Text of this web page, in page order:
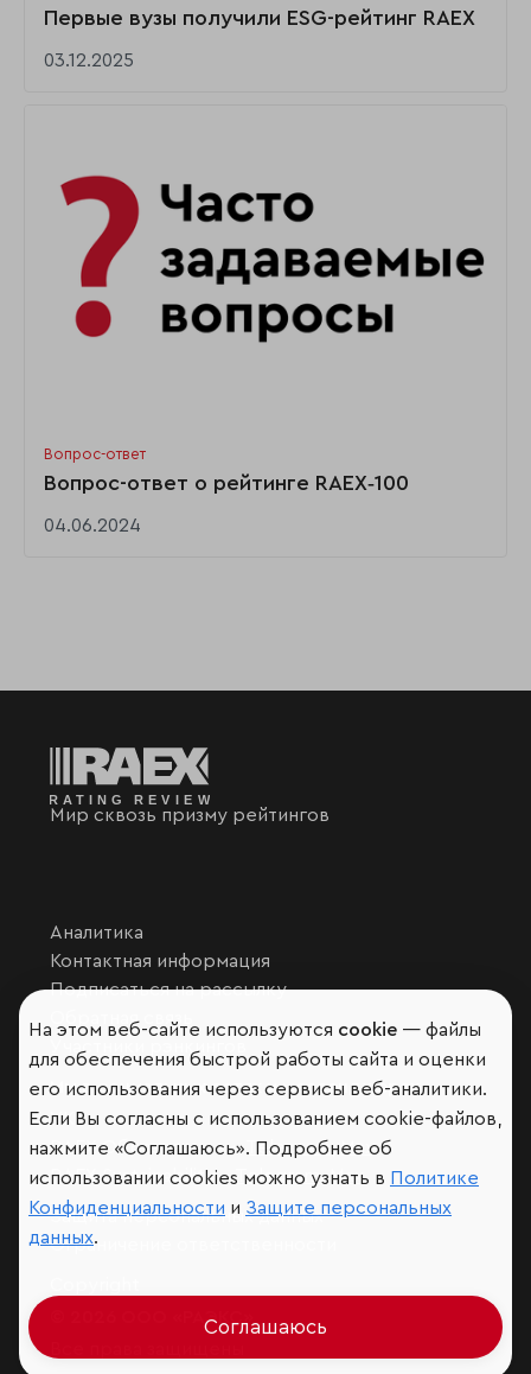
Первые вузы получили ESG-рейтинг RAEX
03.12.2025
Вопрос-ответ
Вопрос-ответ о рейтинге RAEX‑100
04.06.2024
Мир сквозь призму рейтингов
Аналитика
Контактная информация
Подписаться на рассылку
Обратная связь
Участники рэнкингов
Мы в социальных сетях и мессенджерах
VK
RAEX Образование – Telegram,Max
RAEX Sustainability –Telegram,Max
Защита персональных данных
Ограничение ответственности
© 2026 ООО «РАЭКС»
На этом веб-сайте используются cookie — файлы
для обеспечения быстрой работы сайта и оценки
его использования через сервисы веб-аналитики.
Если Вы согласны с использованием cookie-файлов,
нажмите «Соглашаюсь». Подробнее об
использовании cookies можно узнать в Политике
Конфиденциальности и Защите персональных
данных.
Соглашаюсь